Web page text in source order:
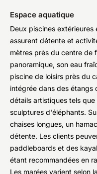
Espace aquatique
Deux piscines
assurent détente et
mètres près du centre de
panoramique, son eau
piscine de loisirs près du
intégrée dans des étangs
détails artistiques tels
sculptures d'éléphants.
chaises longues, un
détente. Les clients
paddleboards et des
étant recommandées en
Les marées varient selon